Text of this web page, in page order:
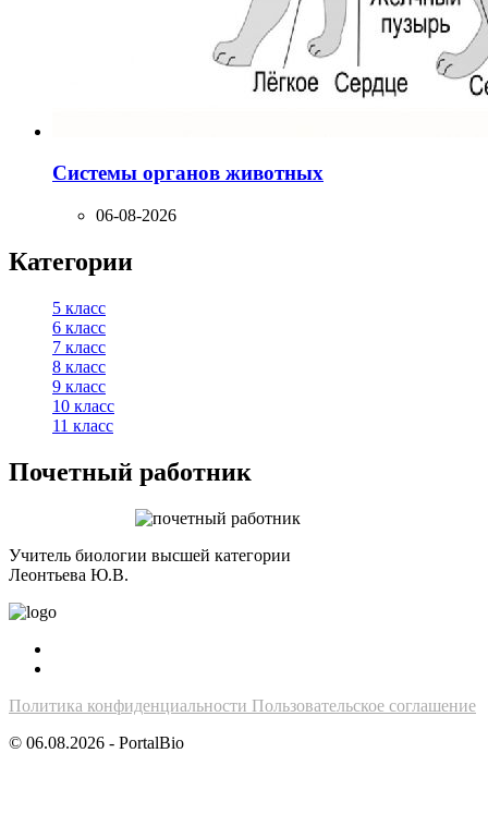
Системы органов животных
06-08-2026
Категории
5 класс
6 класс
7 класс
8 класс
9 класс
10 класс
11 класс
Почетный работник
Учитель биологии высшей категории
Леонтьева Ю.В.
Политика конфиденциальности Пользовательское соглашение
© 06.08.2026 - PortalBio